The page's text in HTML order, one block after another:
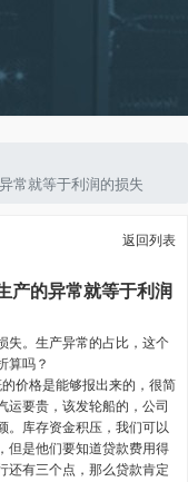
常就等于利润的损失
返回列表
产的异常就等于利润
失。生产异常的占比，这个
算吗？
价格是能够报出来的，很简
运要贵，该发轮船的，公司
。库存资金积压，我们可以
但是他们要知道贷款费用得
还有三个点，那么贷款肯定